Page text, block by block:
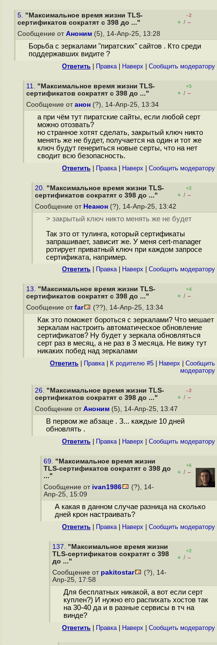
5. "Максимальное время жизни TLS-
сертификатов сократят с 398 до ..."
–2
+ / –
Сообщение от Аноним (5), 14-Апр-25, 13:28
Борьба с зеркалами "пиратских" сайтов . Кто среди
поддержавших видите ?
Ответить Правка| Наверх Cообщить модератору
11. "Максимальное время жизни TLS-
сертификатов сократят с 398 до ..."
+5
+ / –
Сообщение от анон (?), 14-Апр-25, 13:34
а при чём тут пиратские сайты, если любой серт
можно отозвать?
но странное хотят сделать, закрытый ключ никто
менять же не будет, получается на один и тот же
ключ будут генериться новые серты, что на нет
сводит всю безопасность.
Ответить Правка| Наверх Cообщить модератору
20. "Максимальное время жизни TLS-
сертификатов сократят с 398 до ..."
+2
+ / –
Сообщение от Неанон (?), 14-Апр-25, 13:42
> закрытый ключ никто менять же не будет
Так это от тулинга, который сертификаты
запрашивает, зависит же. У меня cert-manager
ротирует приватный ключ при каждом запросе
сертификата, например.
Ответить Правка| Наверх Cообщить модератору
13. "Максимальное время жизни TLS-
сертификатов сократят с 398 до ..."
+4
+ / –
Сообщение от far (??), 14-Апр-25, 13:34
Как это поможет бороться с зеркалами? Что мешает
зеркалам настроить автоматическое обновление
сертификатов? Ну будет у зеркала обновляться
серт раз в месяц, а не раз в 3 месяца. Не вижу тут
никаких побед над зеркалами
Ответить Правка| К родителю #5 Наверх
Cообщить
модератору
26. "Максимальное время жизни TLS-
сертификатов сократят с 398 до ..."
–2
+ / –
Сообщение от Аноним (5), 14-Апр-25, 13:47
В первом же абзаце . З... каждые 10 дней
обновлять .
Ответить Правка| Наверх Cообщить модератору
69. "Максимальное время жизни
TLS-сертификатов сократят с 398 до
..."
+6
+ / –
Сообщение от ivan1986
(?), 14-
Апр-25, 15:09
А какая в данном случае разница на сколько
дней крон настраивать?
Ответить Правка| Наверх Cообщить модератору
137. "Максимальное время жизни
TLS-сертификатов сократят с 398
до ..."
+2
+ / –
Сообщение от pakitostar
(?), 14-
Апр-25, 17:58
Для бесплатных никакой, а вот если серт
куплен?) И нужно его распихать хостов так
на 30-40 да и в разные сервисы в тч на
винде?
Ответить Правка| Наверх Cообщить модератору